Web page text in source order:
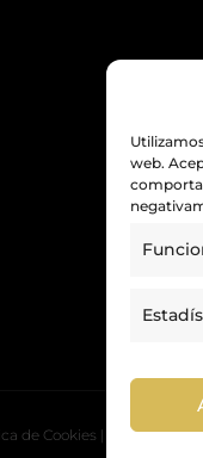
web.
de Cookies | Aviso Legal